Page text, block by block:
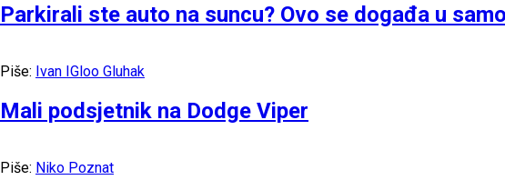
Parkirali ste auto na suncu? Ovo se događa u
Piše: Ivan IGloo Gluhak
Mali podsjetnik na Dodge Viper
Piše: Niko Poznat